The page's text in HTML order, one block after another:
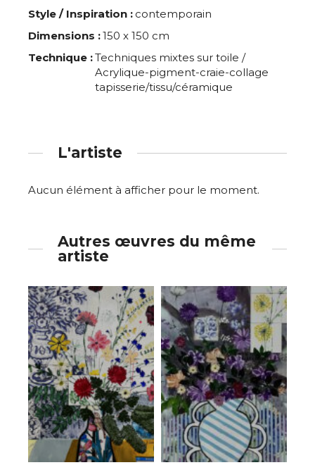
Style / Inspiration : contemporain
Dimensions :150 x 150 cm
Technique :Techniques mixtes sur toile /
Acrylique-pigment-craie-collage
tapisserie/tissu/céramique
L'artiste
Aucun élément à afficher pour le moment.
Autres œuvres du même
artiste